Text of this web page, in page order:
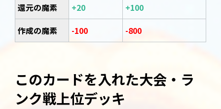
還元の魔素 +20
+100
作成の魔素
-100 -800
このカードを入れた大会・ラ
ンク戦上位デッキ